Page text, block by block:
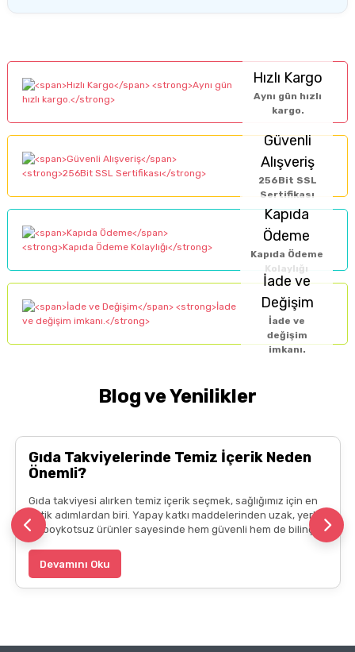
Hızlı Kargo
Aynı gün hızlı
kargo.
Güvenli
Alışveriş
256Bit SSL
Sertifikası
Kapıda
Ödeme
Kapıda Ödeme
Kolaylığı
İade ve
Değişim
İade ve
değişim
imkanı.
Blog ve Yenilikler
Gıda Takviyelerinde Temiz İçerik Neden
Önemli?
Gıda takviyesi alırken temiz içerik seçmek, sağlığımız için en
kritik adımlardan biri. Yapay katkı maddelerinden uzak, yerli
ve boykotsuz ürünler sayesinde hem güvenli hem de bilinçli
bir tercih yapabilirsiniz. Doğru seçimler için gıda takviyesi ve
vitamin kategorimze göz atın ve sağlığınızı desteklerken etik
duruşunuzu da koruyun.
Devamını Oku